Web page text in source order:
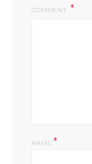
COMMENT
NAME *